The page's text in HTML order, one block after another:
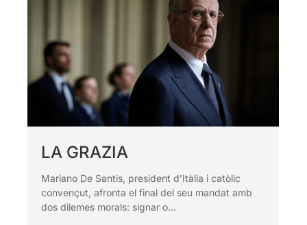
LA GRAZIA
Mariano De Santis, president d’Itàlia i catòlic
convençut, afronta el final del seu mandat amb
dos dilemes morals: signar o...